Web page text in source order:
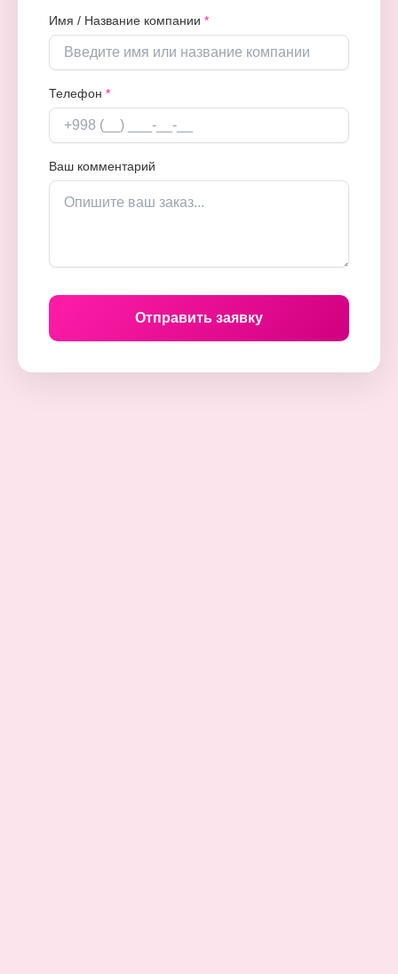
Имя / Название компании *
Телефон *
Ваш комментарий
Отправить заявку